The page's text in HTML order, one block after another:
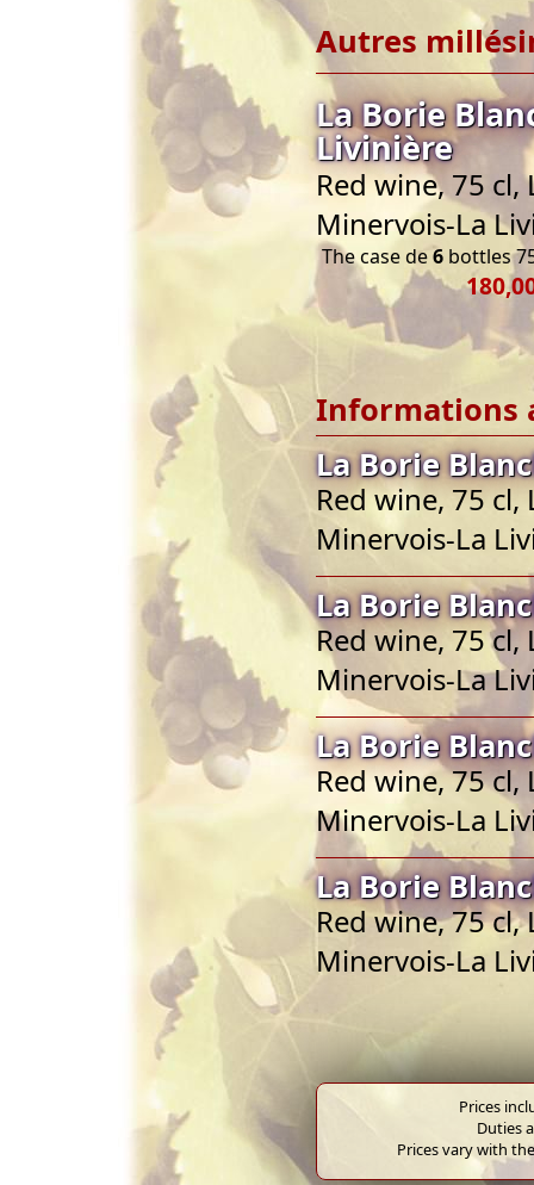
Autres
La Borie
Livinière
Red wine, 75
Minervois-La
The case de6 bottles
Informations
La Borie
Red wine, 75
Minervois-La
La Borie
Red wine, 75 cl,
Minervois-La
La Borie
Red wine, 75
Minervois-La
La Borie
Red wine, 75
Minervois-La
Prices
Duties
Prices vary with